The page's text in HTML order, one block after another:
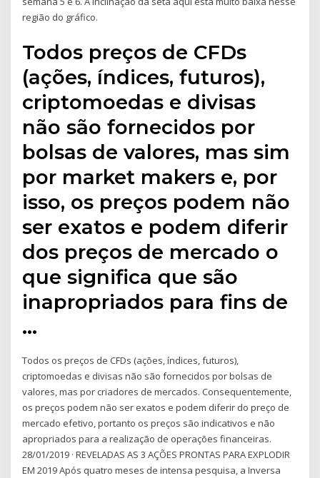
região do gráfico.
Todos preços de CFDs
(ações, índices, futuros),
criptomoedas e divisas
não são fornecidos por
bolsas de valores, mas sim
por market makers e, por
isso, os preços podem não
ser exatos e podem diferir
dos preços de mercado o
que significa que são
inapropriados para fins de
…
Todos os preços de CFDs (ações, índices, futuros),
criptomoedas e divisas não são fornecidos por bolsas de
valores, mas por criadores de mercados. Consequentemente,
os preços podem não ser exatos e podem diferir do preço de
mercado efetivo, portanto os preços são indicativos e não
apropriados para a realização de operações financeiras.
28/01/2019 · REVELADAS AS 3 AÇÕES PRONTAS PARA EXPLODIR
EM 2019 Após quatro meses de intensa pesquisa, a Inversa